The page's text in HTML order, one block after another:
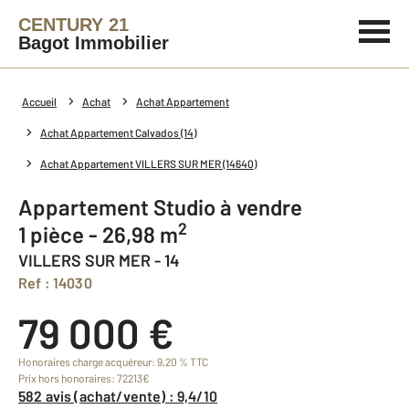
CENTURY 21
Bagot Immobilier
Accueil Achat Achat Appartement
Achat Appartement Calvados (14)
Achat Appartement VILLERS SUR MER (14640)
Appartement Studio à vendre
1 pièce - 26,98 m2
VILLERS SUR MER - 14
Ref : 14030
79 000 €
Honoraires charge acquéreur: 9,20 % TTC
Prix hors honoraires: 72213€
582 avis (achat/vente) : 9,4/10